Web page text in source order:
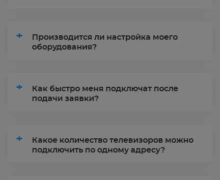
+
Производится ли настройка моего
оборудования?
+
Как быстро меня подключат после
подачи заявки?
+
Какое количество телевизоров можно
подключить по одному адресу?